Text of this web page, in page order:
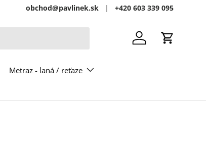
obchod@pavlinek.sk +420 603 339 095
Prihlásiť saKošík
Metraz - laná / reťaze